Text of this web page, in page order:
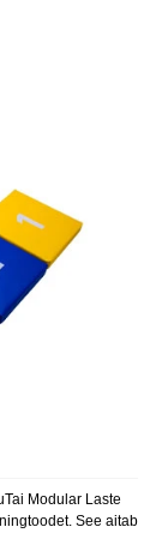
Modular Laste
See aitab